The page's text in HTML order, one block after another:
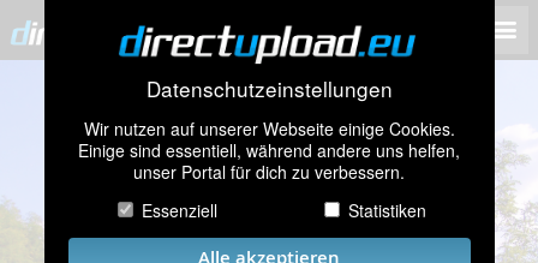
Datenschutzeinstellungen
Wir nutzen auf unserer Webseite einige Cookies.
Einige sind essentiell, während andere uns helfen,
unser Portal für dich zu verbessern.
Essenziell
Statistiken
Alle akzeptieren